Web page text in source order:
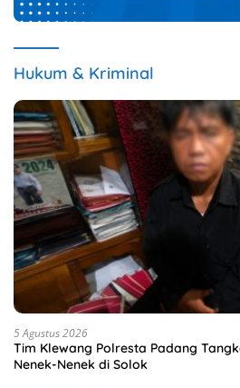
Hukum & Kriminal
5 Agustus 2026
Tim Klewang Polresta Padang
Nenek-Nenek di Solok